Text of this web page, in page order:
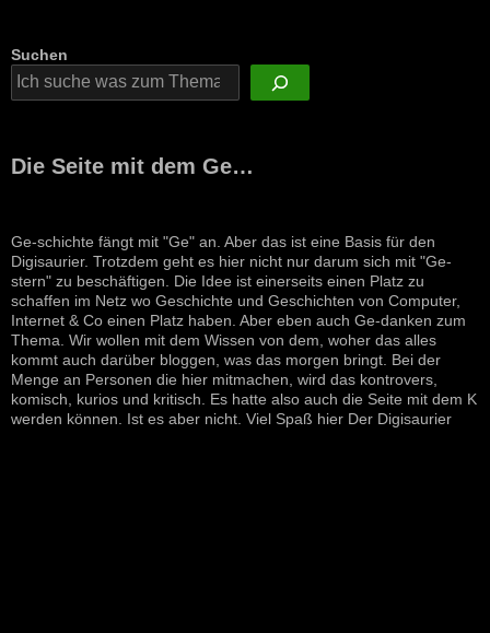
Suchen
Die Seite mit dem Ge…
Ge-schichte fängt mit "Ge" an. Aber das ist eine Basis für den
Digisaurier. Trotzdem geht es hier nicht nur darum sich mit "Ge-
stern" zu beschäftigen. Die Idee ist einerseits einen Platz zu
schaffen im Netz wo Geschichte und Geschichten von Computer,
Internet & Co einen Platz haben. Aber eben auch Ge-danken zum
Thema. Wir wollen mit dem Wissen von dem, woher das alles
kommt auch darüber bloggen, was das morgen bringt. Bei der
Menge an Personen die hier mitmachen, wird das kontrovers,
komisch, kurios und kritisch. Es hatte also auch die Seite mit dem K
werden können. Ist es aber nicht. Viel Spaß hier Der Digisaurier